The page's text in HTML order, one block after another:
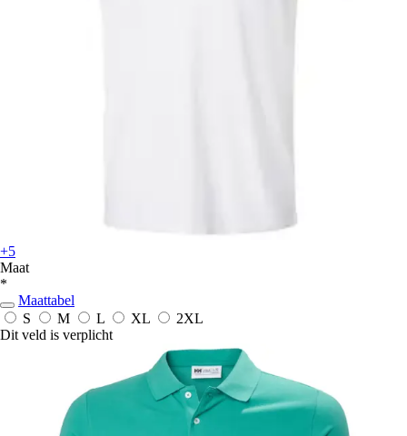
+5
Maat
*
Maattabel
S
M L XL
2XL
Dit veld is verplicht